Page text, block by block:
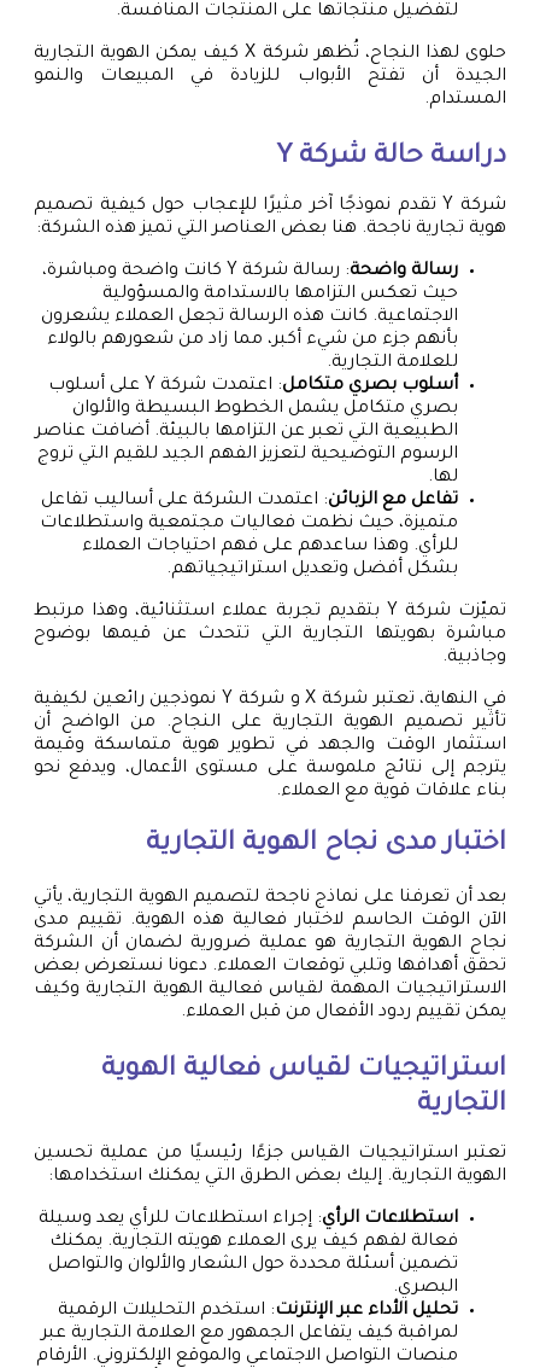
لتفضيل منتجاتها على المنتجات المنافسة.
حلوى لهذا النجاح، تُظهر شركة X كيف يمكن الهوية التجارية
الجيدة أن تفتح الأبواب للزيادة في المبيعات والنمو
المستدام.
دراسة حالة شركة Y
شركة Y تقدم نموذجًا آخر مثيرًا للإعجاب حول كيفية تصميم
هوية تجارية ناجحة. هنا بعض العناصر التي تميز هذه الشركة:
رسالة واضحة
: رسالة شركة Y كانت واضحة ومباشرة،
حيث تعكس التزامها بالاستدامة والمسؤولية
الاجتماعية. كانت هذه الرسالة تجعل العملاء يشعرون
بأنهم جزء من شيء أكبر، مما زاد من شعورهم بالولاء
للعلامة التجارية.
أسلوب بصري متكامل
: اعتمدت شركة Y على أسلوب
بصري متكامل يشمل الخطوط البسيطة والألوان
الطبيعية التي تعبر عن التزامها بالبيئة. أضافت عناصر
الرسوم التوضيحية لتعزيز الفهم الجيد للقيم التي تروج
لها.
تفاعل مع الزبائن: اعتمدت الشركة على أساليب تفاعل
متميزة، حيث نظمت فعاليات مجتمعية واستطلاعات
للرأي. وهذا ساعدهم على فهم احتياجات العملاء
بشكل أفضل وتعديل استراتيجياتهم.
تميّزت شركة Y بتقديم تجربة عملاء استثنائية، وهذا مرتبط
مباشرة بهويتها التجارية التي تتحدث عن قيمها بوضوح
وجاذبية.
في النهاية، تعتبر شركة X و شركة Y نموذجين رائعين لكيفية
تأثير تصميم الهوية التجارية على النجاح. من الواضح أن
استثمار الوقت والجهد في تطوير هوية متماسكة وقيمة
يترجم إلى نتائج ملموسة على مستوى الأعمال، ويدفع نحو
بناء علاقات قوية مع العملاء.
اختبار مدى نجاح الهوية التجارية
بعد أن تعرفنا على نماذج ناجحة لتصميم الهوية التجارية، يأتي
الآن الوقت الحاسم لاختبار فعالية هذه الهوية. تقييم مدى
نجاح الهوية التجارية هو عملية ضرورية لضمان أن الشركة
تحقق أهدافها وتلبي توقعات العملاء. دعونا نستعرض بعض
الاستراتيجيات المهمة لقياس فعالية الهوية التجارية وكيف
يمكن تقييم ردود الأفعال من قبل العملاء.
استراتيجيات لقياس فعالية الهوية
التجارية
تعتبر استراتيجيات القياس جزءًا رئيسيًا من عملية تحسين
الهوية التجارية. إليك بعض الطرق التي يمكنك استخدامها:
استطلاعات الرأي: إجراء استطلاعات للرأي يعد وسيلة
فعالة لفهم كيف يرى العملاء هويته التجارية. يمكنك
تضمين أسئلة محددة حول الشعار والألوان والتواصل
البصري.
تحليل الأداء عبر الإنترنت: استخدم التحليلات الرقمية
لمراقبة كيف يتفاعل الجمهور مع العلامة التجارية عبر
منصات التواصل الاجتماعي والموقع الإلكتروني. الأرقام